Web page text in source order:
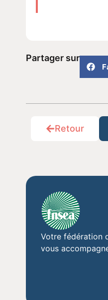
Partager sur
Retour
Votre fédération
vous